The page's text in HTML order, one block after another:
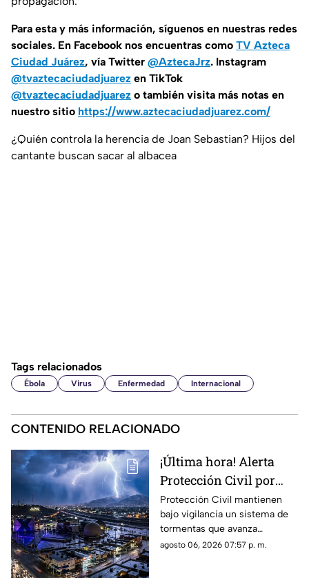
Para esta y más información, síguenos en nuestras redes
sociales. En Facebook nos encuentras como TV Azteca
Ciudad Juárez, vía Twitter @AztecaJrz. Instagram
@tvaztecaciudadjuarez en TikTok
@tvaztecaciudadjuarez o también visita más notas en
nuestro sitio https://www.aztecaciudadjuarez.com/
¿Quién controla la herencia de Joan Sebastian? Hijos del
cantante buscan sacar al albacea
Tags relacionados
Ébola Virus Enfermedad Internacional
CONTENIDO RELACIONADO
¡Última hora! Alerta
Protección Civil por
tormenta que se acerca
a Ciudad Juárez y El
Paso: piden extremar
precauciones
Protección Civil mantienen
bajo vigilancia un sistema de
tormentas que avanza
lentamente hacia el suroeste y
agosto 06, 2026 07:57 p. m.